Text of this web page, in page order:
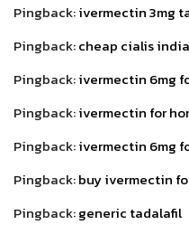
Pingback:ivermectin 3mg
Pingback:cheap cialis india
Pingback:ivermectin 6mg
Pingback:ivermectin for
Pingback:ivermectin 6mg
Pingback:buy ivermectin
Pingback:generic tadalafil